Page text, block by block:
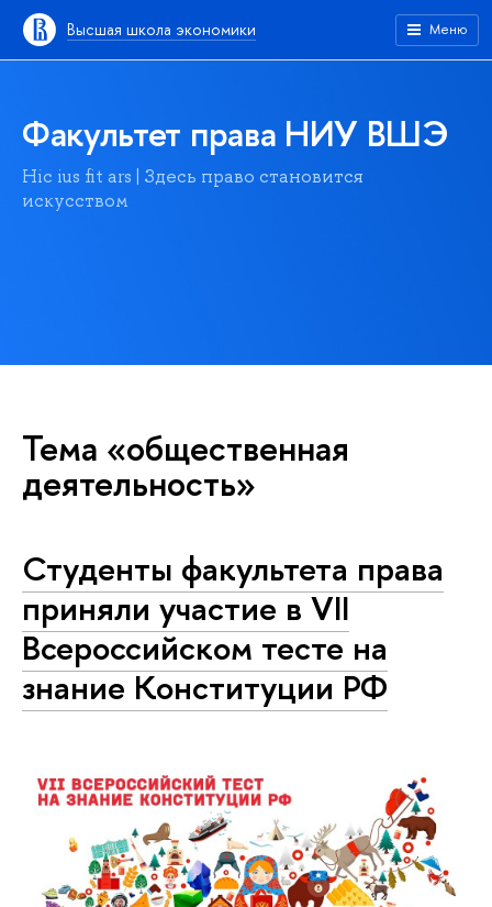
Высшая школа экономики Меню
Факультет права НИУ ВШЭ
Hic ius fit ars | Здесь право становится
искусством
Тема «общественная
деятельность»
Студенты факультета права
приняли участие в VII
Всероссийском тесте на
знание Конституции РФ